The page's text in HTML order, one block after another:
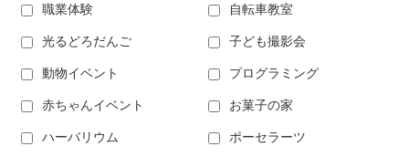
職業体験 自転車教室
光るどろだんご 子ども撮影会
動物イベント プログラミング
赤ちゃんイベント お菓子の家
ハーバリウム ポーセラーツ